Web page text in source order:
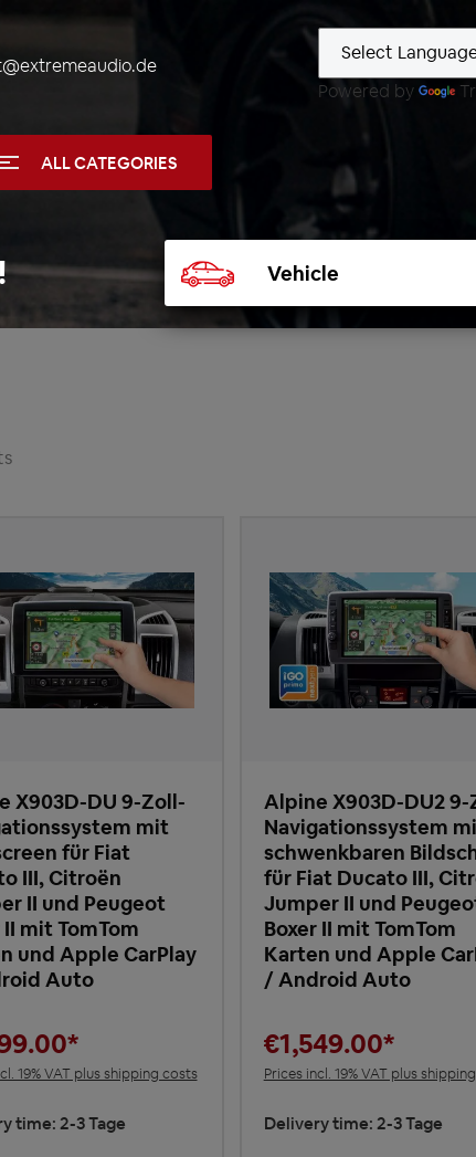
Powered by
ALL CATEGORIES
vehicle
X903D-DU 9-Zoll-
mit
für Fiat
III, Citroën
II und Peugeot
II mit TomTom
und Apple CarPlay
Auto
19% VAT plus shipping costs
time: 2-3 Tage
Alpine X903D-DU2 9-
Navigationssystem
schwenkbaren
für Fiat Ducato III,
Jumper II und
Boxer II mit TomTom
Karten und Apple
/ Android Auto
€1,549.00*
Prices incl. 19% VAT plus
Delivery time: 2-3 Tage